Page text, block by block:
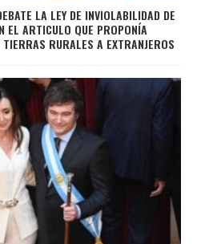
LA LEY DE INVIOLABILIDAD DE
EL ARTICULO QUE PROPONÍA
RURALES A EXTRANJEROS